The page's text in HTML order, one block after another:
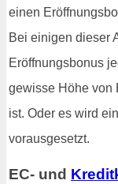
einen
Bei einigen dieser
Eröffnungsbonus
gewisse Höhe von
ist. Oder es wird
vorausgesetzt.
EC- und